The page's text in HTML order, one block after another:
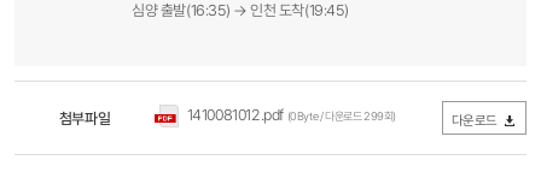
심양 출발(16:35) → 인천 도착(19:45)
첨부파일 1410081012.pdf (0Byte / 다운로드 299회) 다운로드